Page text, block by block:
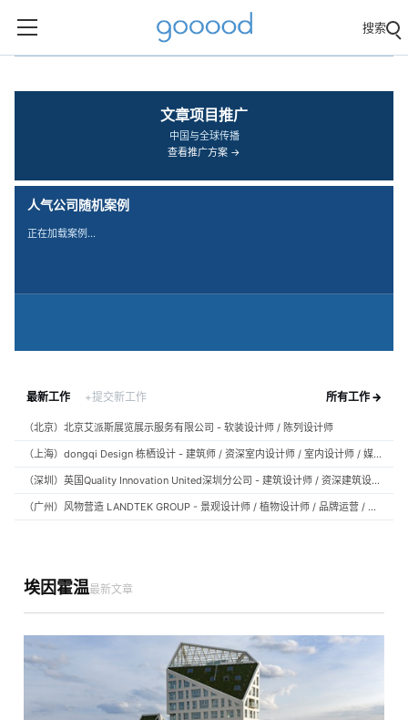
搜索
文章项目推广
中国与全球传播
查看推广方案 →
人气公司随机案例
正在加载案例…
最新工作 +提交新工作 所有工作 →
（北京）北京艾派斯展览展示服务有限公司 - 软装设计师 / 陈列设计师
（上海）dongqi Design 栋栖设计 - 建筑师 / 资深室内设计师 / 室内设计师 / 媒体及公共关系主管 / 设计实习生（常年招聘）
（深圳）英国Quality Innovation United深圳分公司 - 建筑设计师 / 资深建筑设计师 / 室内设计师 / 设计实习生
（广州）风物营造 LANDTEK GROUP - 景观设计师 / 植物设计师 / 品牌运营 / 实习生
埃因霍温最新文章